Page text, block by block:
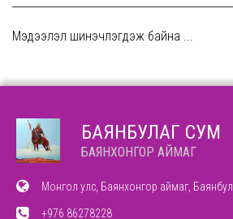
Мэдээлэл шинэчлэгдэж байна ...
БАЯНБУЛАГ СУМ
БАЯНХОНГОР АЙМАГ
Монгол улс, Баянхонгор аймаг,
+976 86278228